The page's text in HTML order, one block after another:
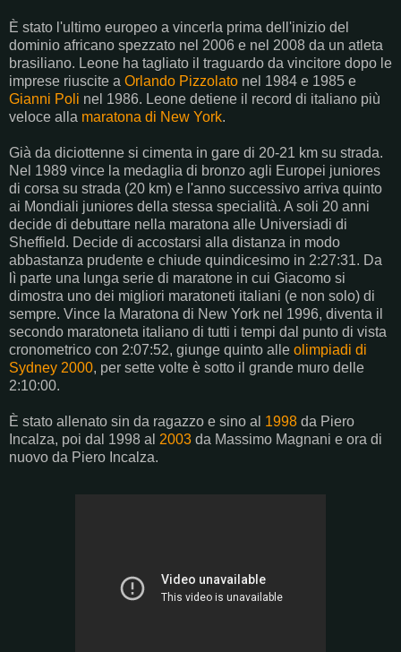
È stato l'ultimo europeo a vincerla prima dell'inizio del
dominio africano spezzato nel 2006 e nel 2008 da un atleta
brasiliano. Leone ha tagliato il traguardo da vincitore dopo le
imprese riuscite a Orlando Pizzolato nel 1984 e 1985 e
Gianni Poli nel 1986. Leone detiene il record di italiano più
veloce alla maratona di New York.
Già da diciottenne si cimenta in gare di 20-21 km su strada.
Nel 1989 vince la medaglia di bronzo agli Europei juniores
di corsa su strada (20 km) e l'anno successivo arriva quinto
ai Mondiali juniores della stessa specialità. A soli 20 anni
decide di debuttare nella maratona alle Universiadi di
Sheffield. Decide di accostarsi alla distanza in modo
abbastanza prudente e chiude quindicesimo in 2:27:31. Da
lì parte una lunga serie di maratone in cui Giacomo si
dimostra uno dei migliori maratoneti italiani (e non solo) di
sempre. Vince la Maratona di New York nel 1996, diventa il
secondo maratoneta italiano di tutti i tempi dal punto di vista
cronometrico con 2:07:52, giunge quinto alle olimpiadi di
Sydney 2000, per sette volte è sotto il grande muro delle
2:10:00.
È stato allenato sin da ragazzo e sino al 1998 da Piero
Incalza, poi dal 1998 al 2003 da Massimo Magnani e ora di
nuovo da Piero Incalza.